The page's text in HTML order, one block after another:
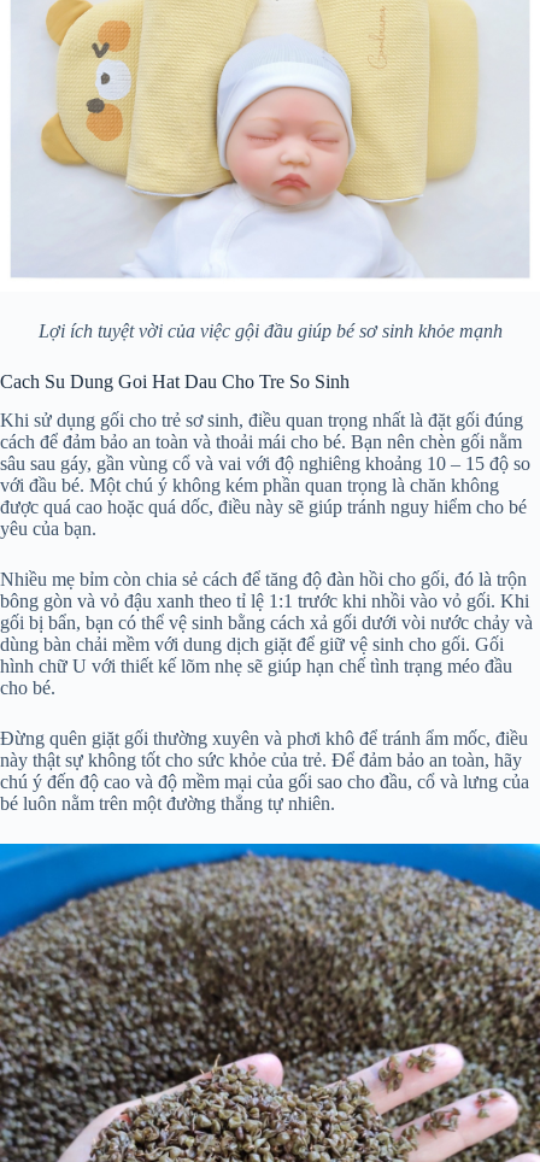
Lợi ích tuyệt vời của việc gội đầu giúp bé sơ sinh khỏe mạnh
Cach Su Dung Goi Hat Dau Cho Tre So Sinh
Khi sử dụng gối cho trẻ sơ sinh, điều quan trọng nhất là đặt gối đúng
cách để đảm bảo an toàn và thoải mái cho bé. Bạn nên chèn gối nằm
sâu sau gáy, gần vùng cổ và vai với độ nghiêng khoảng 10 – 15 độ so
với đầu bé. Một chú ý không kém phần quan trọng là chăn không
được quá cao hoặc quá dốc, điều này sẽ giúp tránh nguy hiểm cho bé
yêu của bạn.
Nhiều mẹ bỉm còn chia sẻ cách để tăng độ đàn hồi cho gối, đó là trộn
bông gòn và vỏ đậu xanh theo tỉ lệ 1:1 trước khi nhồi vào vỏ gối. Khi
gối bị bẩn, bạn có thể vệ sinh bằng cách xả gối dưới vòi nước chảy và
dùng bàn chải mềm với dung dịch giặt để giữ vệ sinh cho gối. Gối
hình chữ U với thiết kế lõm nhẹ sẽ giúp hạn chế tình trạng méo đầu
cho bé.
Đừng quên giặt gối thường xuyên và phơi khô để tránh ẩm mốc, điều
này thật sự không tốt cho sức khỏe của trẻ. Để đảm bảo an toàn, hãy
chú ý đến độ cao và độ mềm mại của gối sao cho đầu, cổ và lưng của
bé luôn nằm trên một đường thẳng tự nhiên.